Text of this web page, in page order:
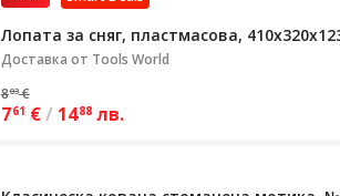
Лопата за сняг, пластмасова,
Доставка от Tools World
803 €
761 €/ 1488 лв.